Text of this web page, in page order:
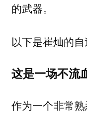
的武器。
以下是崔灿的自
这是一场不流
作为一个非常